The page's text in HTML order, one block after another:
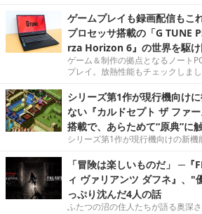
ゲームプレイも録画配信も
プロセッサ搭載の「G TUNE
rza Horizon 6』の世界を駆け
ゲーム＆制作の拠点となるノート
プレイ。放熱性能もチェックしまし
シリーズ第1作が現行機向け
ない『カルドセプト ザ ファ
搭載で、あらためて“原典”に
シリーズ第1作が現行機向けの新機
「冒険は楽しいものだ」 ─『
ィ ヴァリアンツ ダフネ』、"
っぷり沈んだ4人の話
ふたつの沼の住人たちが語る奥深さ